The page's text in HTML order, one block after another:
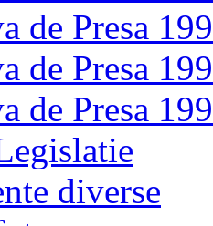
de Presa
de Presa
de Presa
diverse